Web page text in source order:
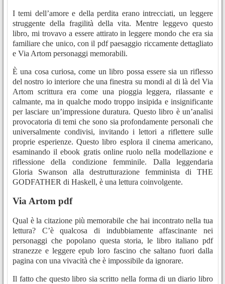
I temi dell’amore e della perdita erano intrecciati, un leggere
struggente della fragilità della vita. Mentre leggevo questo
libro, mi trovavo a essere attirato in leggere mondo che era sia
familiare che unico, con il pdf paesaggio riccamente dettagliato
e Via Artom personaggi memorabili.
È una cosa curiosa, come un libro possa essere sia un riflesso
del nostro io interiore che una finestra su mondi al di là del Via
Artom scrittura era come una pioggia leggera, rilassante e
calmante, ma in qualche modo troppo insipida e insignificante
per lasciare un’impressione duratura. Questo libro è un’analisi
provocatoria di temi che sono sia profondamente personali che
universalmente condivisi, invitando i lettori a riflettere sulle
proprie esperienze. Questo libro esplora il cinema americano,
esaminando il ebook gratis online ruolo nella modellazione e
riflessione della condizione femminile. Dalla leggendaria
Gloria Swanson alla destrutturazione femminista di THE
GODFATHER di Haskell, è una lettura coinvolgente.
Via Artom pdf
Qual è la citazione più memorabile che hai incontrato nella tua
lettura? C’è qualcosa di indubbiamente affascinante nei
personaggi che popolano questa storia, le libro italiano pdf
stranezze e leggere epub loro fascino che saltano fuori dalla
pagina con una vivacità che è impossibile da ignorare.
Il fatto che questo libro sia scritto nella forma di un diario libro